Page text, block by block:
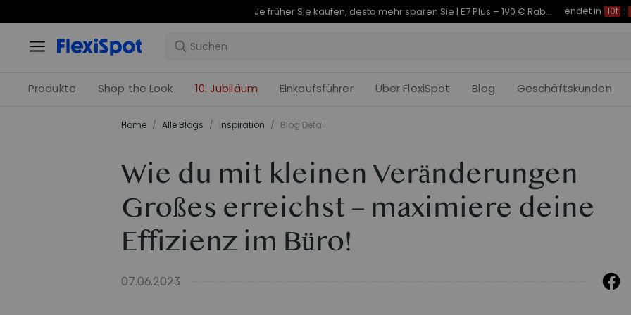
Je früher Sie kaufen, desto mehr sparen Sie | C7 Morpher – 290 € Rabatt endet in 10t :
Produkte Shop the Look 10. Jubiläum Einkaufsführer Über FlexiSpot Blog Geschäftskunden
Home / Alle Blogs / Inspiration / Blog Detail
Wie du mit kleinen Veränderungen
Großes erreichst – maximiere deine
Effizienz im Büro!
07.06.2023